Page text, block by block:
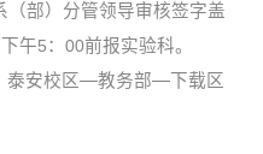
（部）分管领导审核签字盖
午5： 00前报实验科。
泰安校区—教务部—下载区